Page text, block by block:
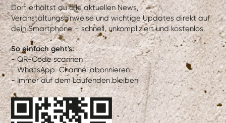
Dort erhältst du alle aktuellen News,
Veranstaltungshinweise und wichtige Updates direkt auf
dein Smartphone – schnell, unkompliziert und kostenlos.
So einfach geht's:
- QR-Code scannen
- WhatsApp-Channel abonnieren
- Immer auf dem Laufenden bleiben